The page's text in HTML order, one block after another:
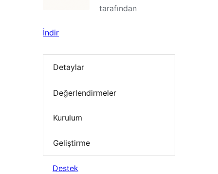
tarafından
İndir
Detaylar
Değerlendirmeler
Kurulum
Geliştirme
Destek